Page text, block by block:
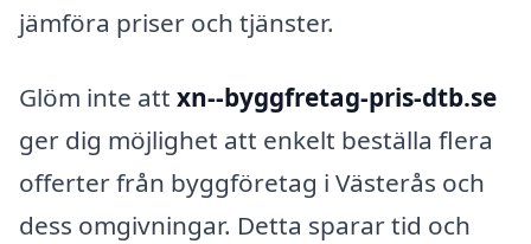
jämföra priser och tjänster.
Glöm inte att xn--byggfretag-pris-dtb.se
ger dig möjlighet att enkelt beställa flera
offerter från byggföretag i Västerås och
dess omgivningar. Detta sparar tid och